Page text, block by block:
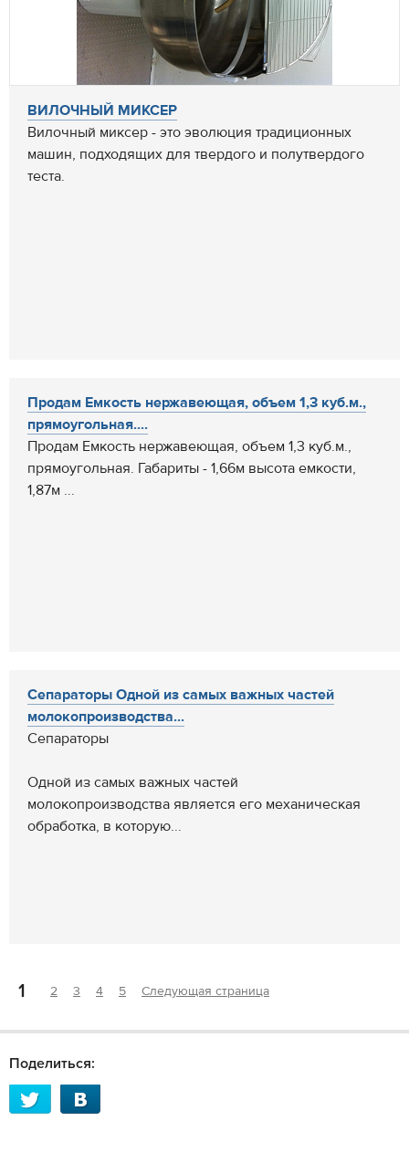
ВИЛОЧНЫЙ МИКСЕР
Вилочный миксер - это эволюция традиционных
машин, подходящих для твердого и полутвердого
теста.
Продам Емкость нержавеющая, объем 1,3 куб.м.,
прямоугольная....
Продам Емкость нержавеющая, объем 1,3 куб.м.,
прямоугольная. Габариты - 1,66м высота емкости,
1,87м ...
Сепараторы Одной из самых важных частей
молокопроизводства...
Сепараторы
Одной из самых важных частей
молокопроизводства является его механическая
обработка, в которую...
1 2 3 4 5 Следующая страница
Поделиться: